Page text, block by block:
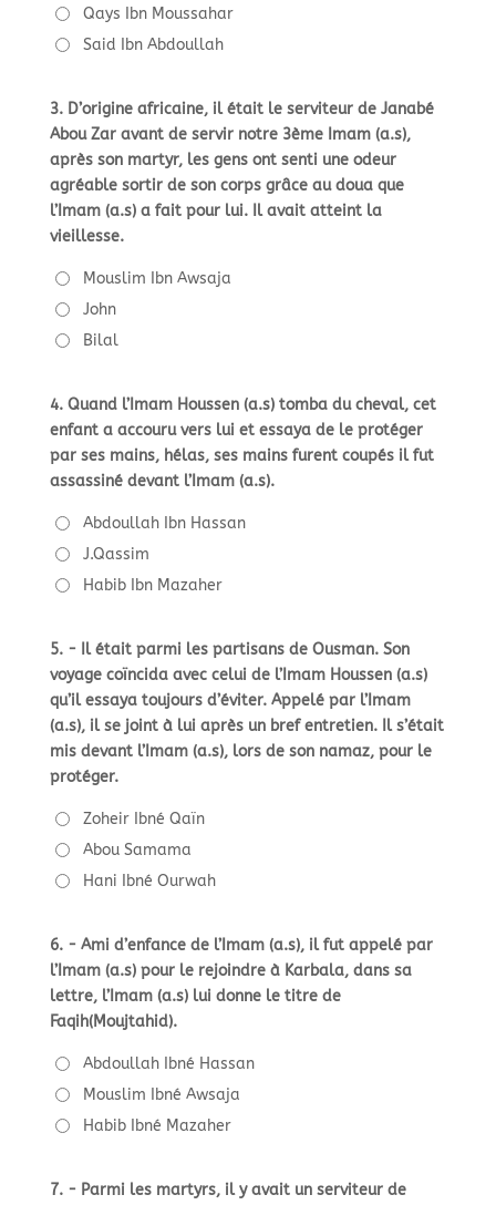
Qays Ibn Moussahar
Said Ibn Abdoullah
3. D’origine africaine, il était le serviteur de Janabé
Abou Zar avant de servir notre 3ème Imam (a.s),
après son martyr, les gens ont senti une odeur
agréable sortir de son corps grâce au doua que
l’Imam (a.s) a fait pour lui. Il avait atteint la
vieillesse.
Mouslim Ibn Awsaja
John
Bilal
4. Quand l’Imam Houssen (a.s) tomba du cheval, cet
enfant a accouru vers lui et essaya de le protéger
par ses mains, hélas, ses mains furent coupés il fut
assassiné devant l’Imam (a.s).
Abdoullah Ibn Hassan
J.Qassim
Habib Ibn Mazaher
5. - Il était parmi les partisans de Ousman. Son
voyage coïncida avec celui de l’Imam Houssen (a.s)
qu’il essaya toujours d’éviter. Appelé par l’Imam
(a.s), il se joint à lui après un bref entretien. Il s’était
mis devant l’Imam (a.s), lors de son namaz, pour le
protéger.
Zoheir Ibné Qaïn
Abou Samama
Hani Ibné Ourwah
6. - Ami d’enfance de l’Imam (a.s), il fut appelé par
l’Imam (a.s) pour le rejoindre à Karbala, dans sa
lettre, l’Imam (a.s) lui donne le titre de
Faqih(Moujtahid).
Abdoullah Ibné Hassan
Mouslim Ibné Awsaja
Habib Ibné Mazaher
7. - Parmi les martyrs, il y avait un serviteur de